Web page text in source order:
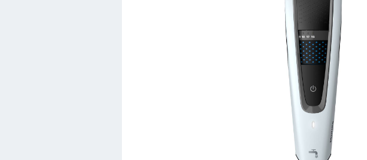
Air Purifier Series 1000